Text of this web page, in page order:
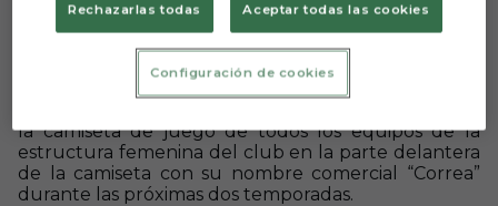
El Burgos Club de Fútbol
y Nicolás Correa firman
su primer acuerdo de patrocinio que estará
enfocado al apoyo y desarrollo del fútbol femenino.
La empresa burgalesa de diseño y fabricación de
la camiseta de juego de todos los equipos de la
estructura femenina del club en la parte delantera
de la camiseta con su nombre comercial “Correa”
durante las próximas dos temporadas.
Rechazarlas todas Aceptar todas las cookies
Configuración de cookies